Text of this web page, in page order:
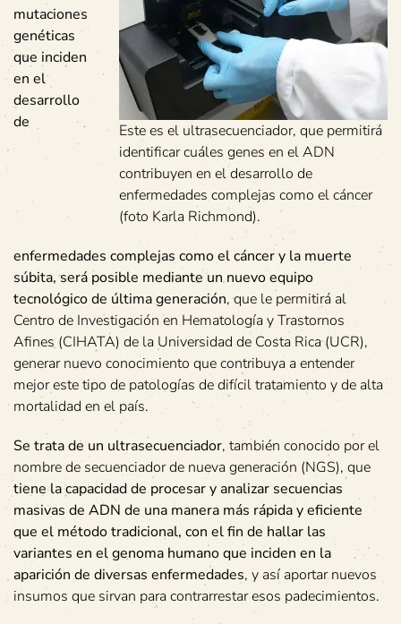
Este es el ultrasecuenciador, que permitirá
identificar cuáles genes en el ADN
contribuyen en el desarrollo de
enfermedades complejas como el cáncer
(foto Karla Richmond).
mutaciones
genéticas
que inciden
en el
desarrollo
de
enfermedades complejas como el cáncer y la muerte
súbita, será posible mediante un nuevo equipo
tecnológico de última generación, que le permitirá al
Centro de Investigación en Hematología y Trastornos
Afines (CIHATA) de la Universidad de Costa Rica (UCR),
generar nuevo conocimiento que contribuya a entender
mejor este tipo de patologías de difícil tratamiento y de alta
mortalidad en el país.
Se trata de un ultrasecuenciador, también conocido por el
nombre de secuenciador de nueva generación (NGS), que
tiene la capacidad de procesar y analizar secuencias
masivas de ADN de una manera más rápida y eficiente
que el método tradicional, con el fin de hallar las
variantes en el genoma humano que inciden en la
aparición de diversas enfermedades, y así aportar nuevos
insumos que sirvan para contrarrestar esos padecimientos.